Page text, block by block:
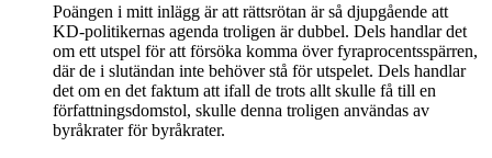
Poängen i mitt inlägg är att rättsrötan är så djupgående att
KD-politikernas agenda troligen är dubbel. Dels handlar det
om ett utspel för att försöka komma över fyraprocentsspärren,
där de i slutändan inte behöver stå för utspelet. Dels handlar
det om en det faktum att ifall de trots allt skulle få till en
författningsdomstol, skulle denna troligen användas av
byråkrater för byråkrater.